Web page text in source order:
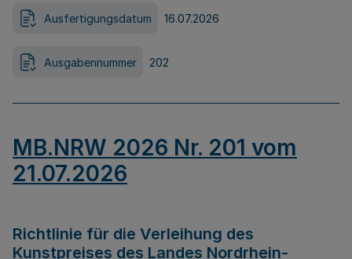
Ausfertigungsdatum 16.07.2026
Ausgabennummer 202
MB.NRW 2026 Nr. 201 vom
21.07.2026
Richtlinie für die Verleihung des
Kunstpreises des Landes Nordrhein-